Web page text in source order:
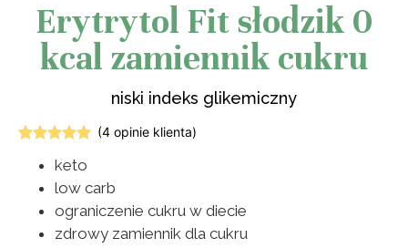
Erytrytol Fit słodzik 0
kcal zamiennik cukru
niski indeks glikemiczny
5.00 na 5
podstawie
ocen
klientów
(4opinie klienta)
keto
low carb
ograniczenie cukru w diecie
zdrowy zamiennik dla cukru